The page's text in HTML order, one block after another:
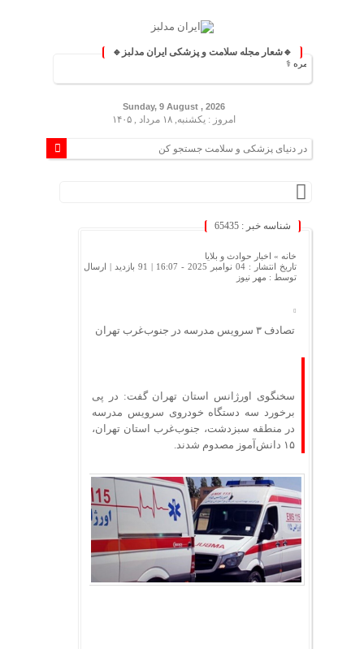
🔹شعار مجله سلامت و پزشکی ایران مدلبز🔹
Sunday, 9 August , 2026
امروز : یکشنبه, ۱۸ مرداد , ۱۴۰۵
شناسه خبر : 65435
خانه » اخبار حوادث و بلایا
تاریخ انتشار : 04 نوامبر 2025 - 16:07 |
91 بازدید
| ارسال
توسط : مهر نیوز
تصادف ۳ سرویس مدرسه در جنوب‌غرب تهران
سخنگوی اورژانس استان تهران گفت: در پی
برخورد سه دستگاه خودروی سرویس مدرسه
در منطقه سبزدشت، جنوب‌غرب استان تهران،
۱۵ دانش‌آموز مصدوم شدند.